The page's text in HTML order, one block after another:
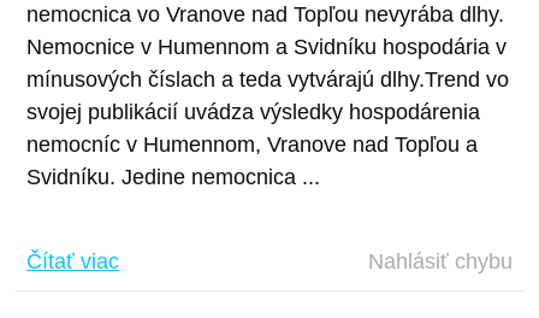
nemocnica vo Vranove nad Topľou nevyrába dlhy.
Nemocnice v Humennom a Svidníku hospodária v
mínusových číslach a teda vytvárajú dlhy.Trend vo
svojej publikácií uvádza výsledky hospodárenia
nemocníc v Humennom, Vranove nad Topľou a
Svidníku. Jedine nemocnica ...
Čítať viac Nahlásiť chybu